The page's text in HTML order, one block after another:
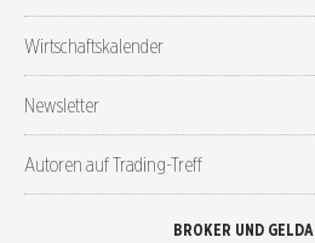
Wirtschaftskalender
Newsletter
Autoren auf Trading-Treff
BROKER UND